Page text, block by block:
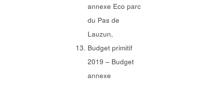
annexe Eco parc
du Pas de
Lauzun,
Budget primitif
2019 – Budget
annexe